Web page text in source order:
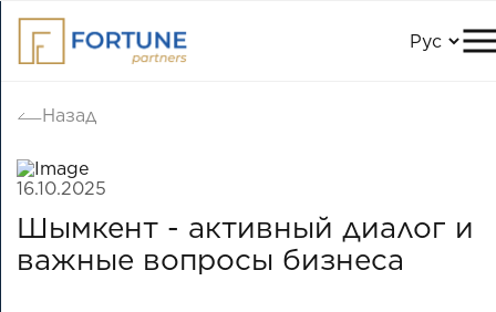
Назад
16.10.2025
Шымкент - активный диалог и
важные вопросы бизнеса